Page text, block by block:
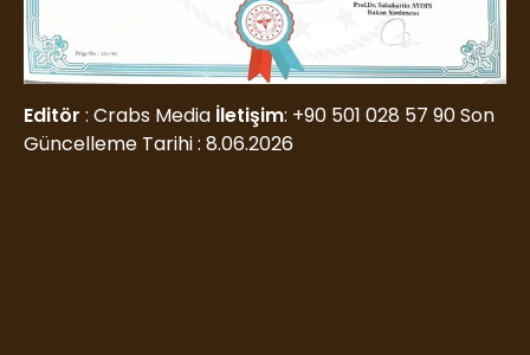
Editör : Crabs Media İletişim: +90 501 028 57 90Son
Güncelleme Tarihi : 8.06.2026